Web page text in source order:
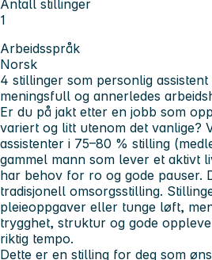
Antall stillinger
1
Arbeidsspråk
Norsk
4 stillinger som personlig
meningsfull og annerledes
Er du på jakt etter en jobb som
variert og litt utenom det vanlige?
assistenter i 75–80 % stilling
gammel mann som lever et aktivt
har behov for ro og gode pauser.
tradisjonell omsorgsstilling.
pleieoppgaver eller tunge løft,
trygghet, struktur og gode
riktig tempo.
Dette er en stilling for deg som